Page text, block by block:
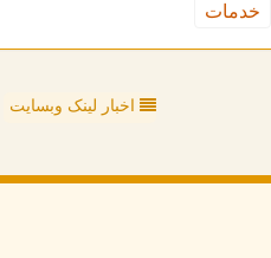
خدمات
اخبار لینک وبسایت